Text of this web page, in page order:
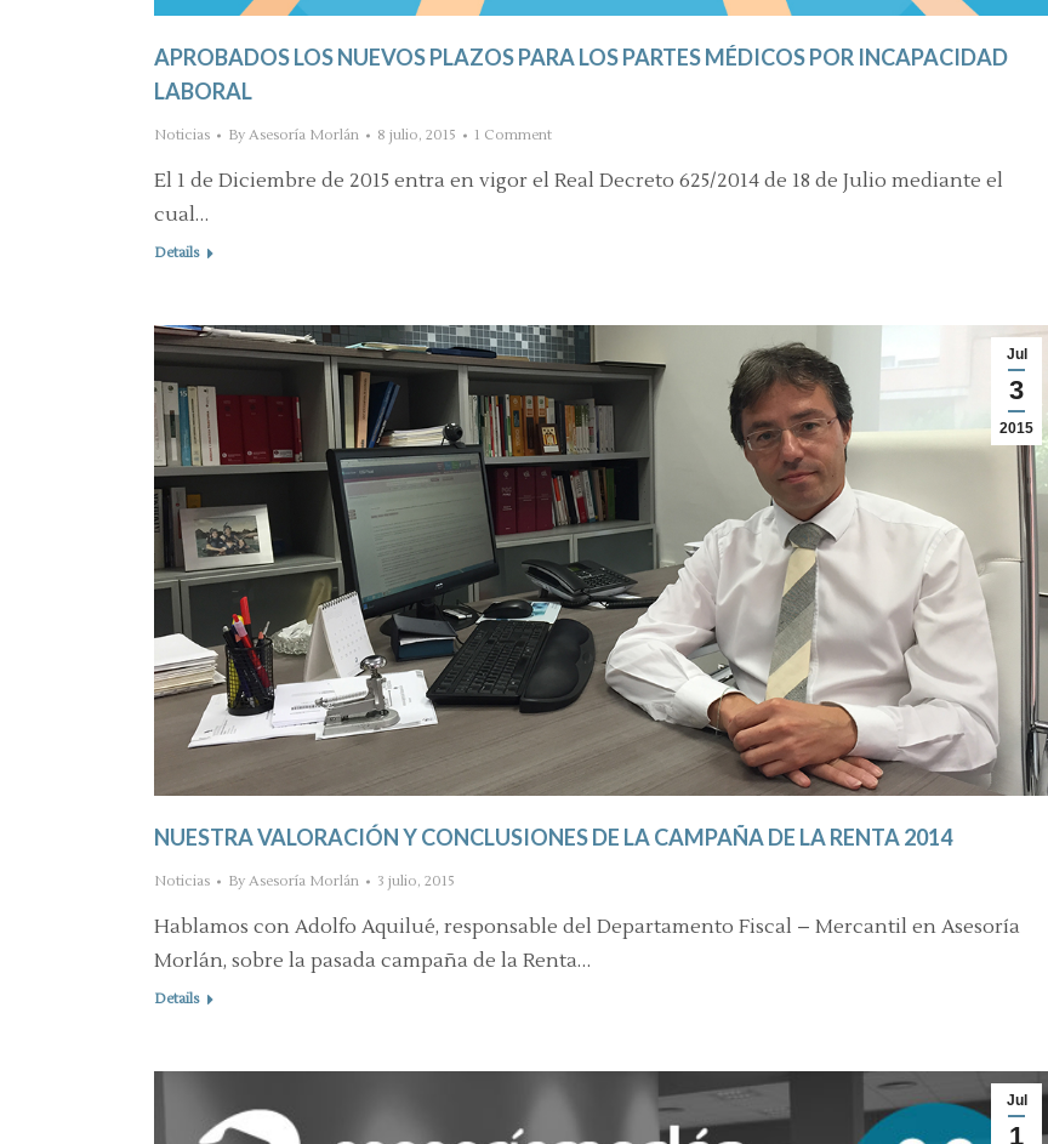
APROBADOS LOS NUEVOS PLAZOS PARA LOS PARTES MÉDICOS POR INCAPACIDAD
LABORAL
Noticias By Asesoría Morlán 8 julio, 2015 1 Comment
El 1 de Diciembre de 2015 entra en vigor el Real Decreto 625/2014 de 18 de Julio mediante el
cual…
Details
Jul
3
2015
NUESTRA VALORACIÓN Y CONCLUSIONES DE LA CAMPAÑA DE LA RENTA 2014
Noticias By Asesoría Morlán 3 julio, 2015
Hablamos con Adolfo Aquilué, responsable del Departamento Fiscal – Mercantil en Asesoría
Morlán, sobre la pasada campaña de la Renta…
Details
Jul
1